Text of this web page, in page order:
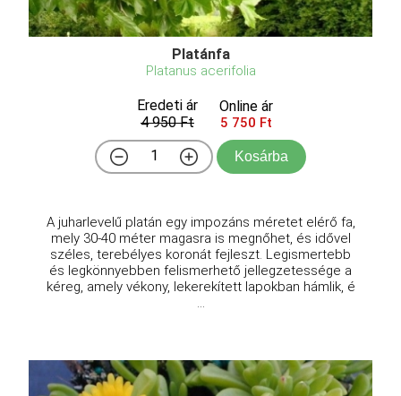
Platánfa
Platanus acerifolia
Eredeti ár
4 950 Ft
Online ár
5 750 Ft
Kosárba
A juharlevelű platán egy impozáns méretet elérő fa,
mely 30-40 méter magasra is megnőhet, és idővel
széles, terebélyes koronát fejleszt. Legismertebb
és legkönnyebben felismerhető jellegzetessége a
kéreg, amely vékony, lekerekített lapokban hámlik, é